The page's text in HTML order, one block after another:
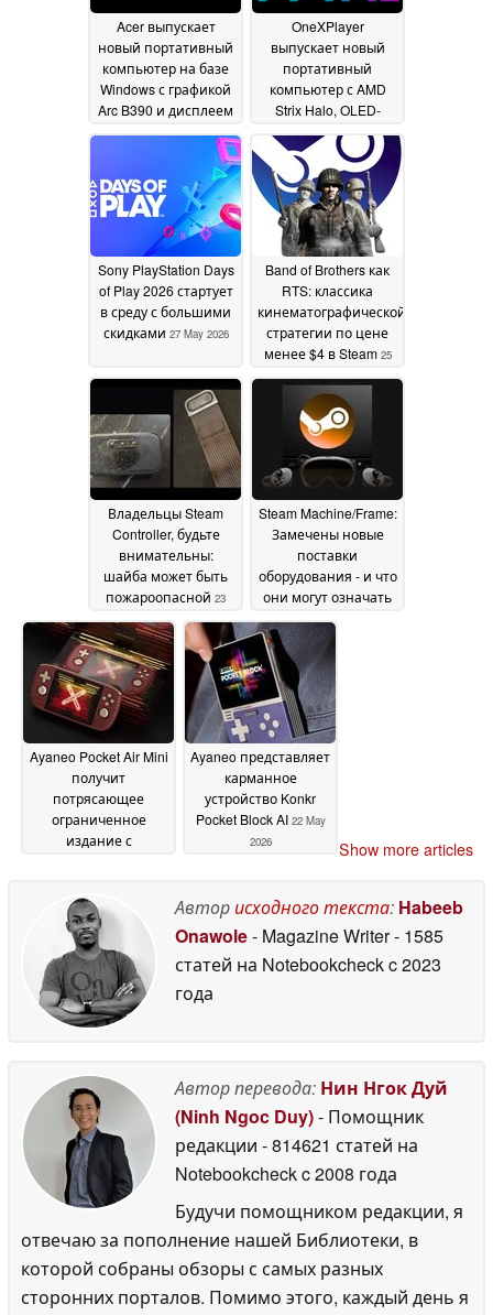
Acer выпускает
новый портативный
компьютер на базе
Windows с графикой
Arc B390 и дисплеем
28 May 2026
OneXPlayer
выпускает новый
портативный
компьютер с AMD
Strix Halo, OLED-
700 нит и
жидкостным
охлаждением28 May
2026
Sony PlayStation Days
of Play 2026 стартует
в среду с большими
скидками 27 May 2026
Band of Brothers как
RTS: классика
кинематографической
стратегии по цене
менее $4 в Steam 25
May 2026
Владельцы Steam
Controller, будьте
внимательны:
шайба может быть
пожароопасной 23
May 2026
Steam Machine/Frame:
Замечены новые
поставки
оборудования - и что
они могут означать
22 May 2026
Ayaneo Pocket Air Mini
получит
потрясающее
ограниченное
издание с
аркадными играми
22 May 2026
Ayaneo представляет
карманное
устройство Konkr
Pocket Block AI 22 May
2026
Show more articles
Авторисходного текста: Habeeb
Onawole- Magazine Writer- 1585
статей на Notebookcheckc 2023
года
Автор перевода: Нин Нгок Дуй
(Ninh Ngoc Duy)- Помощник
редакции - 814621 статей на
Notebookcheckc 2008 года
Будучи помощником редакции, я
отвечаю за пополнение нашей Библиотеки, в
которой собраны обзоры с самых разных
сторонних порталов. Помимо этого, каждый день я